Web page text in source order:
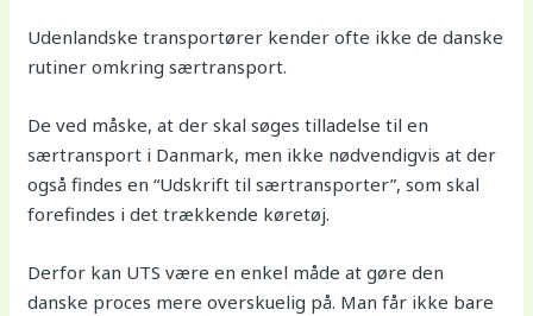
Udenlandske transportører kender ofte ikke de danske
rutiner omkring særtransport.
De ved måske, at der skal søges tilladelse til en
særtransport i Danmark, men ikke nødvendigvis at der
også findes en “Udskrift til særtransporter”, som skal
forefindes i det trækkende køretøj.
Derfor kan UTS være en enkel måde at gøre den
danske proces mere overskuelig på. Man får ikke bare